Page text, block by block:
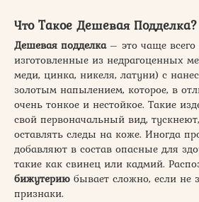
Что Такое Дешевая Подделка?
Дешевая подделка– это чаще всего
изготовленные из недрагоценных
меди, цинка, никеля, латуни) с
золотым напылением, которое, в
очень тонкое и нестойкое. Такие
свой первоначальный вид,
оставлять следы на коже. Иногда
добавляют в состав опасные для
такие как свинец или кадмий.
бижутерию бывает сложно, если не
признаки.